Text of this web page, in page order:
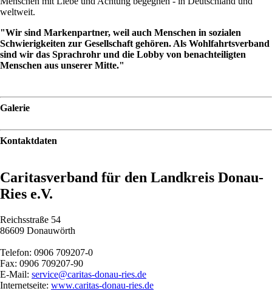
weltweit.
"Wir sind Markenpartner, weil auch Menschen in sozialen
Schwierigkeiten zur Gesellschaft gehören. Als Wohlfahrtsverband
sind wir das Sprachrohr und die Lobby von benachteiligten
Menschen aus unserer Mitte."
Galerie
Kontaktdaten
Caritasverband für den Landkreis Donau-
Ries e.V.
Reichsstraße 54
86609 Donauwörth
Telefon: 0906 709207-0
Fax: 0906 709207-90
E-Mail: service@caritas-donau-ries.de
Internetseite: www.caritas-donau-ries.de